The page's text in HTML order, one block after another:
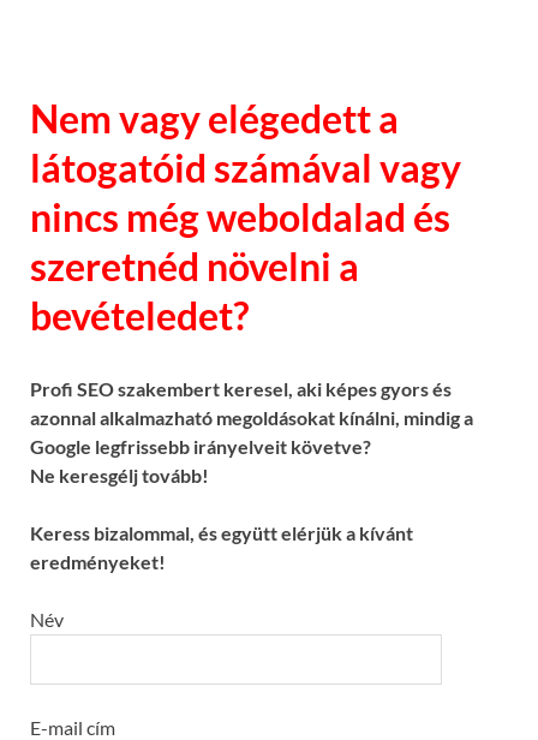
Nem vagy elégedett a
látogatóid számával vagy
nincs még weboldalad és
szeretnéd növelni a
bevételedet?
Profi SEO szakembert keresel, aki képes gyors és
azonnal alkalmazható megoldásokat kínálni, mindig a
Google legfrissebb irányelveit követve?
Ne keresgélj tovább!
Keress bizalommal, és együtt elérjük a kívánt
eredményeket!
Név
E-mail cím